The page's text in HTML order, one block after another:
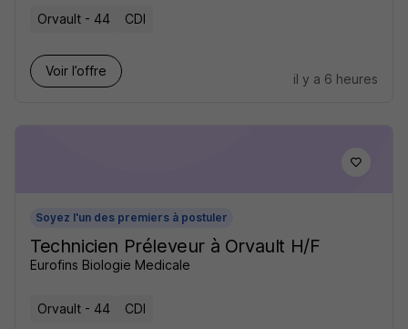
Orvault - 44 CDI
Voir l’offre
il y a 6 heures
Soyez l'un des premiers à postuler
Technicien Préleveur à Orvault H/F
Eurofins Biologie Medicale
Orvault - 44 CDI